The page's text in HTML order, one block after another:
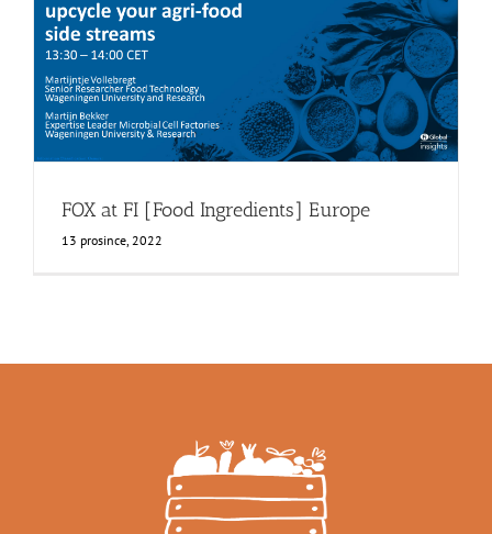
FOX at FI [Food Ingredients] Europe
Food Circles News
FOX at FI [Food Ingredients] Europe
13 prosince, 2022